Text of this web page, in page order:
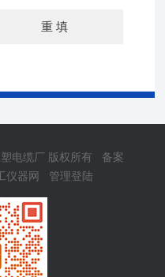
电缆厂 版权所有 备案
仪器网 管理登陆